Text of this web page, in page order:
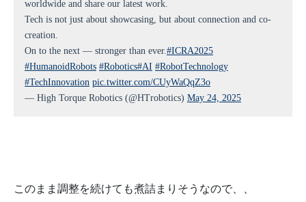
worldwide and share our latest work.
Tech is not just about showcasing, but about connection and co-
creation.
On to the next — stronger than ever.#ICRA2025
#HumanoidRobots #Robotics#AI #RobotTechnology
#TechInnovation pic.twitter.com/CUyWaQqZ3o
— High Torque Robotics (@HTrobotics) May 24, 2025
このまま調整を続けても煮詰まりそうなので、、